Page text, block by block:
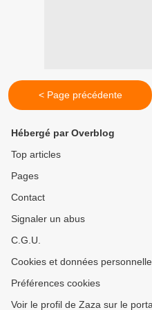
< Page précédente
Hébergé par Overblog
Top articles
Pages
Contact
Signaler un abus
C.G.U.
Cookies et données
Préférences cookies
Voir le profil de Zaza sur le